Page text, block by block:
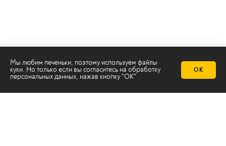
Мы любим печеньки, поэтому используем файлы
куки. Но только если вы согласитесь на обработку
персональных данных, нажав кнопку "ОК"
ОК